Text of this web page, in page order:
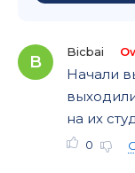
B
Bicbai
Начали
на их
0